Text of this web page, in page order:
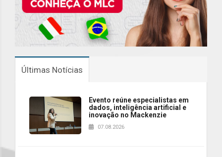
Últimas Notícias
Evento reúne especialistas em
dados, inteligência artificial e
inovação no Mackenzie
07.08.2026